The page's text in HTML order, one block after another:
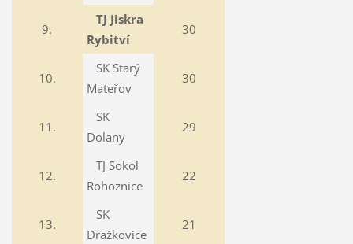
9.
TJ Jiskra
Rybitví
30
10.
SK Starý
Mateřov
30
11.
SK
Dolany
29
12.
TJ Sokol
Rohoznice
22
13.
SK
Dražkovice
21